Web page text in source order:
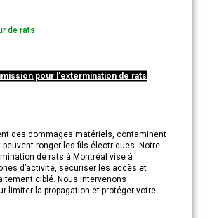
pour l'extermination de rats
des dommages matériels, contaminent
peuvent ronger les fils électriques. Notre
de rats à Montréal vise à
d’activité, sécuriser les accès et
ciblé. Nous intervenons
limiter la propagation et protéger votre